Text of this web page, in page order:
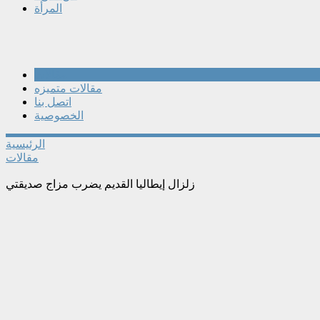
المرأة
مقالات متميزه
اتصل بنا
الخصوصية
الرئيسية
مقالات
زلزال إيطاليا القديم يضرب مزاج صديقتي